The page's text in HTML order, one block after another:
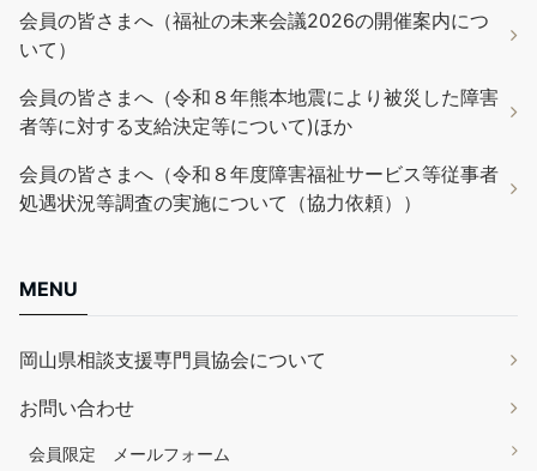
会員の皆さまへ（福祉の未来会議2026の開催案内につ
いて）
会員の皆さまへ（令和８年熊本地震により被災した障害
者等に対する支給決定等について)ほか
会員の皆さまへ（令和８年度障害福祉サービス等従事者
処遇状況等調査の実施について（協力依頼））
MENU
岡山県相談支援専門員協会について
お問い合わせ
会員限定 メールフォーム